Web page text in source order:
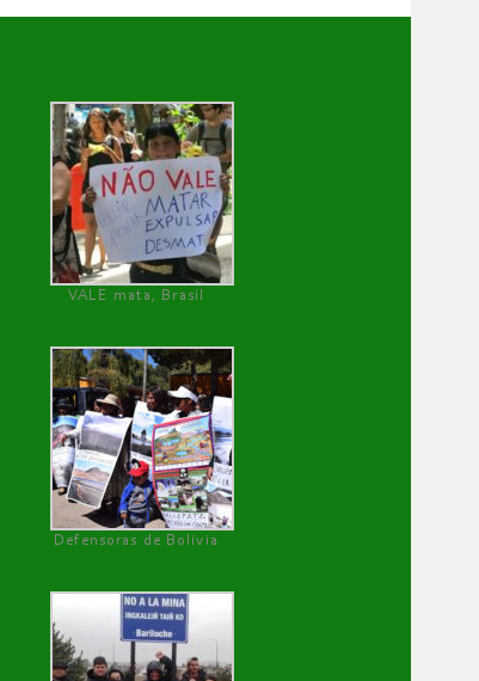
VALE mata, Brasil
Defensoras de Bolivia